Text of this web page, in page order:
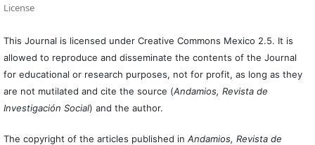
License
This Journal is licensed under Creative Commons Mexico 2.5. It is
allowed to reproduce and disseminate the contents of the Journal
for educational or research purposes, not for profit, as long as they
are not mutilated and cite the source (Andamios, Revista de
Investigación Social) and the author.
The copyright of the articles published in Andamios, Revista de